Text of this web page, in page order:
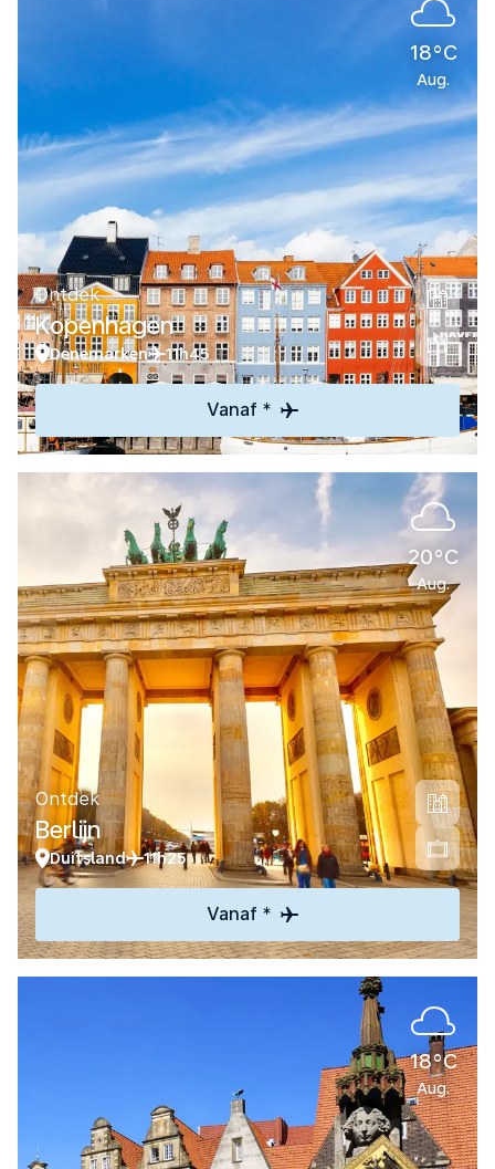
18°C
Aug.
Ontdek
Kopenhagen
Denemarken 11h45
Vanaf *
20°C
Aug.
Ontdek
Berlijn
Duitsland 11h25
Vanaf *
18°C
Aug.